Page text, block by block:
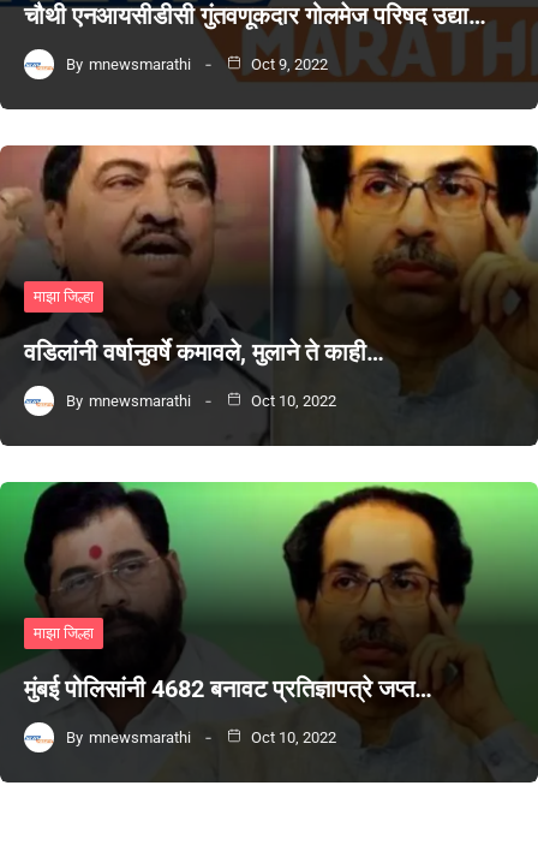
चौथी एनआयसीडीसी गुंतवणूकदार गोलमेज परिषद उद्या…
By mnewsmarathi Oct 9, 2022
माझा जिल्हा
वडिलांनी वर्षानुवर्षे कमावले, मुलाने ते काही…
By mnewsmarathi Oct 10, 2022
माझा जिल्हा
मुंबई पोलिसांनी 4682 बनावट प्रतिज्ञापत्रे जप्त…
By mnewsmarathi Oct 10, 2022